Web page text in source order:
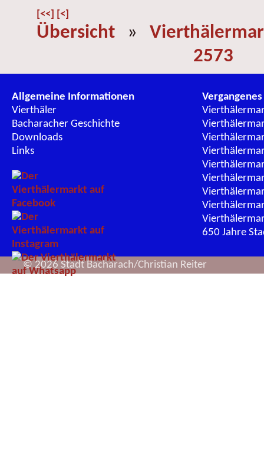
[<<] [<]
Übersicht »
2573
Allgemeine Informationen
Vierthäler
Bacharacher Geschichte
Downloads
Links
Vergangenes
650 Jahre
© 2026 Stadt Bacharach/Christian Reiter